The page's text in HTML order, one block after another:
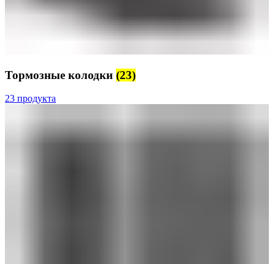
Тормозные колодки (23)
23 продукта